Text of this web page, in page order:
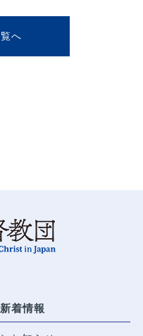
新着情報